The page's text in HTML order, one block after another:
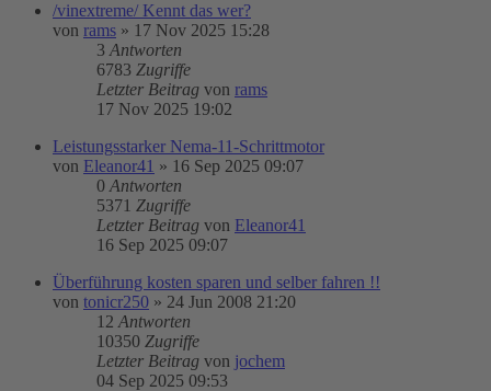
/vinextreme/ Kennt das wer?
von rams » 17 Nov 2025 15:28
3 Antworten
6783 Zugriffe
Letzter Beitrag von rams
17 Nov 2025 19:02
Leistungsstarker Nema-11-Schrittmotor
von Eleanor41 » 16 Sep 2025 09:07
0 Antworten
5371 Zugriffe
Letzter Beitrag von Eleanor41
16 Sep 2025 09:07
Überführung kosten sparen und selber fahren !!
von tonicr250 » 24 Jun 2008 21:20
12 Antworten
10350 Zugriffe
Letzter Beitrag von jochem
04 Sep 2025 09:53